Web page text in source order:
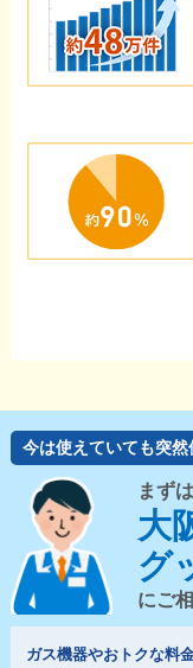
今は使えていても突然
まずは
大
グ
にご
ガス機器やおトクな料